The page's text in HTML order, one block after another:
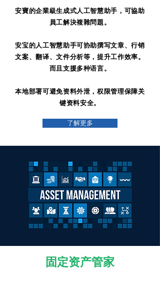
安寶的企業級生成式人工智慧助手，可協助
員工解決複雜問題。
安宝的人工智慧助手可协助撰写文章、行销
文案、翻译、文件分析等，提升工作效率。
而且支援多种语言。
本地部署可避免资料外泄，权限管理保障关
键资料安全。
了解更多
固定资产管家